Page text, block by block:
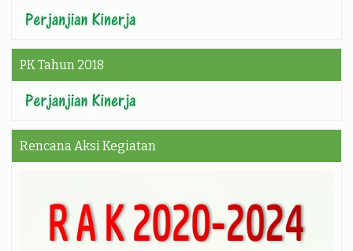
PK Tahun 2018
Rencana Aksi Kegiatan